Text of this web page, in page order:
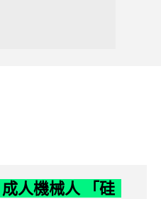
人機械人 「硅